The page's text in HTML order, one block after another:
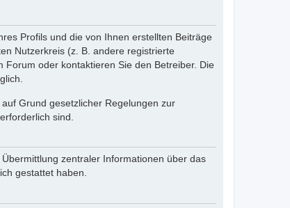
Profils und die von Ihnen erstellten Beiträge
Nutzerkreis (z. B. andere registrierte
oder kontaktieren Sie den Betreiber. Die
Grund gesetzlicher Regelungen zur
sind.
zentraler Informationen über das
gestattet haben.